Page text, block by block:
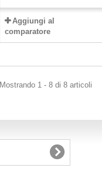
Aggiungi al
comparatore
Mostrando 1 - 8 di 8 articoli